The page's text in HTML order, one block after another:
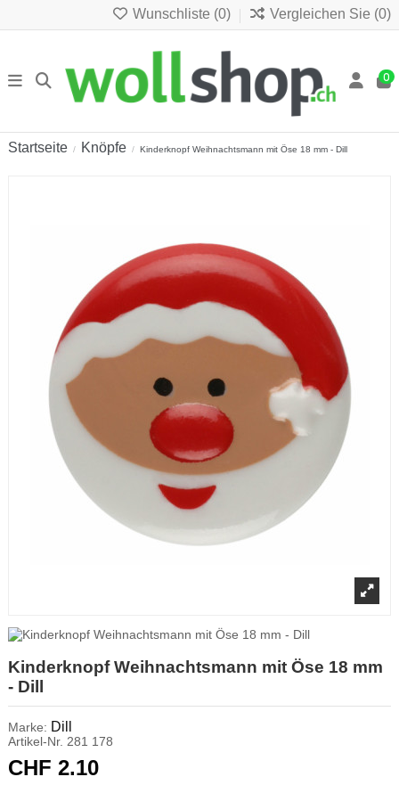
Wunschliste (0) Vergleichen Sie (0)
0
Startseite Knöpfe Kinderknopf Weihnachtsmann mit Öse 18 mm - Dill
Kinderknopf Weihnachtsmann mit Öse 18 mm
- Dill
Marke: Dill
Artikel-Nr. 281 178
CHF 2.10